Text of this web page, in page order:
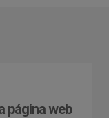
página web